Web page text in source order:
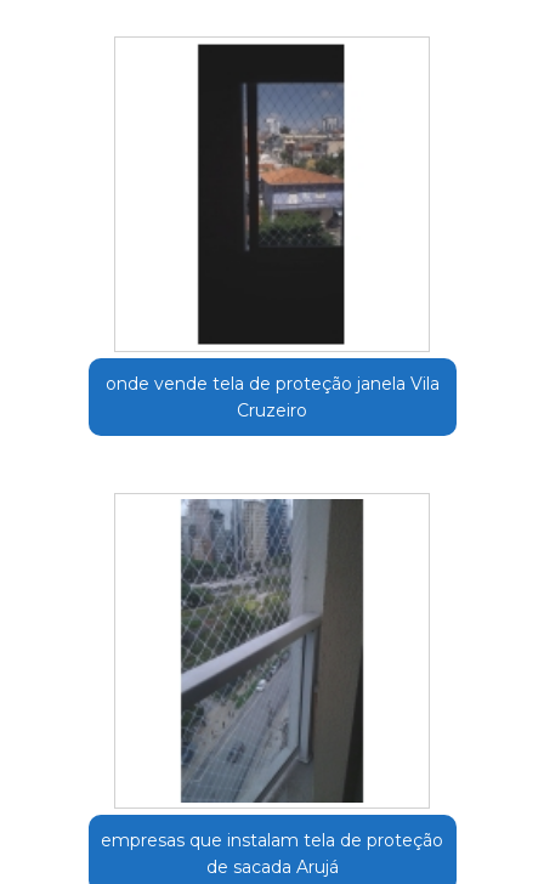
onde vende tela de proteção janela Vila
Cruzeiro
empresas que instalam tela de proteção
de sacada Arujá